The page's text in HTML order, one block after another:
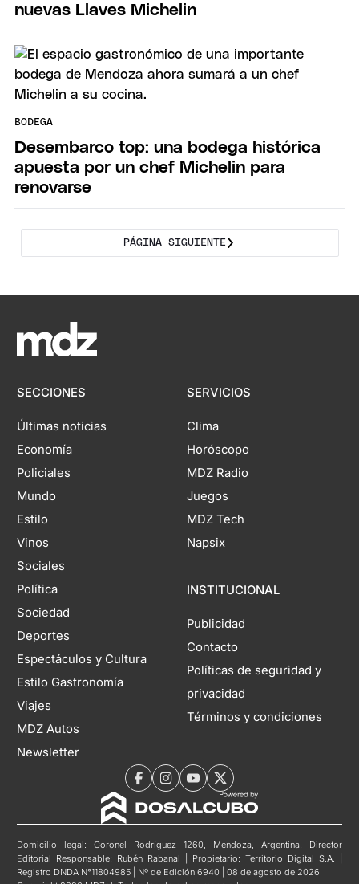
nuevas Llaves Michelin
BODEGA
Desembarco top: una bodega histórica
apuesta por un chef Michelin para
renovarse
PÁGINA SIGUIENTE
SECCIONES
Últimas noticias
Economía
Policiales
Mundo
Estilo
Vinos
Sociales
Política
Sociedad
Deportes
Espectáculos y Cultura
Estilo Gastronomía
Viajes
MDZ Autos
Newsletter
SERVICIOS
Clima
Horóscopo
MDZ Radio
Juegos
MDZ Tech
Napsix
INSTITUCIONAL
Publicidad
Contacto
Políticas de seguridad y
privacidad
Términos y condiciones
Domicilio legal: Coronel Rodríguez 1260, Mendoza, Argentina. Director
Editorial Responsable: Rubén Rabanal | Propietario: Territorio Digital S.A. |
Registro DNDA N°11804985 | Nº de Edición 6940 | 08 de agosto de 2026